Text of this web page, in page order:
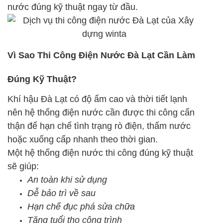
nước đúng kỹ thuật ngay từ đầu.
Vì Sao Thi Công Điện Nước Đà Lạt Cần Làm
Đúng Kỹ Thuật?
Khí hậu Đà Lạt có độ ẩm cao và thời tiết lạnh
nên hệ thống điện nước cần được thi công cẩn
thận để hạn chế tình trạng rò điện, thấm nước
hoặc xuống cấp nhanh theo thời gian.
Một hệ thống điện nước thi công đúng kỹ thuật
sẽ giúp:
An toàn khi sử dụng
Dễ bảo trì về sau
Hạn chế đục phá sửa chữa
Tăng tuổi thọ công trình